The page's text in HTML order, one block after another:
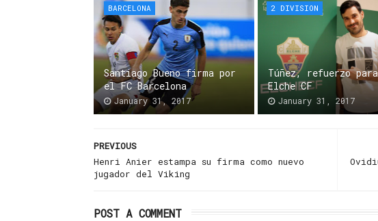
BARCELONA
Santiago Bueno firma por
el FC Barcelona
January 31, 2017
2 DIVISION
Túñez, refuerzo
Elche CF
January 31, 2017
PREVIOUS
Henri Anier estampa su firma como nuevo
jugador del Viking
POST A COMMENT